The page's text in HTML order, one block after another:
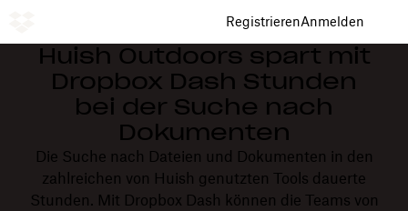
RegistrierenAnmelden
Huish Outdoors spart mit
Dropbox Dash Stunden
bei der Suche nach
Dokumenten
Die Suche nach Dateien und Dokumenten in den
zahlreichen von Huish genutzten Tools dauerte
Stunden. Mit Dropbox Dash können die Teams von